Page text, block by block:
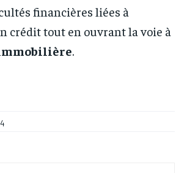
financières liées à
crédit tout en ouvrant la voie à
.